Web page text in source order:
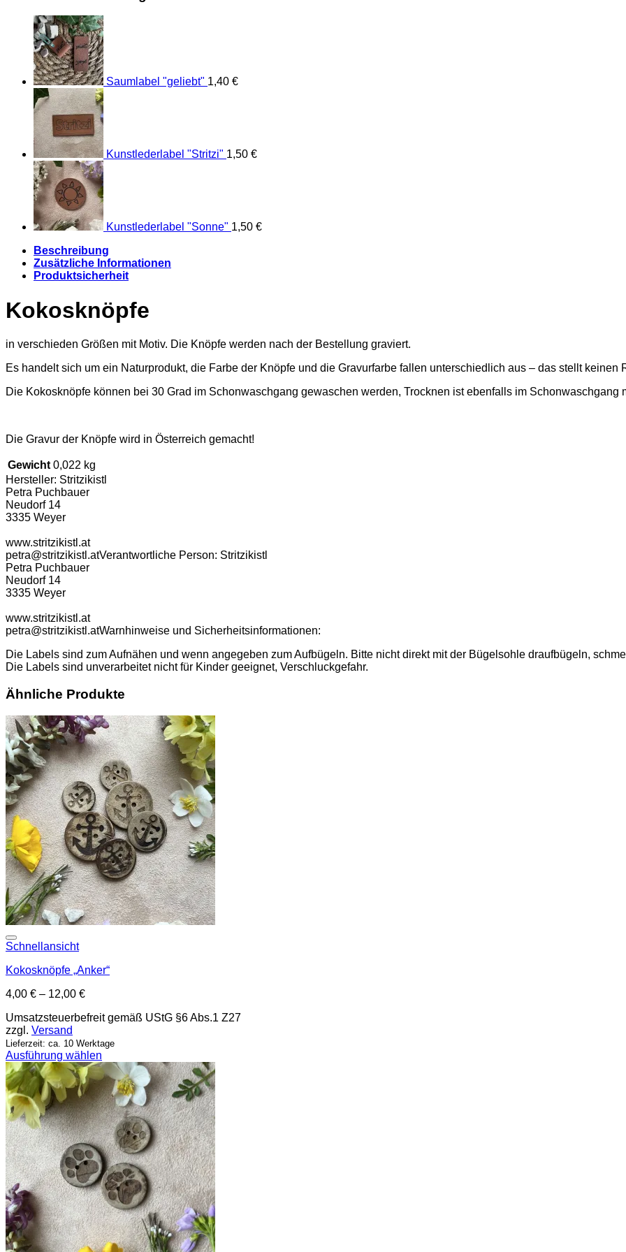
Saumlabel "geliebt" 1,40 €
Kunstlederlabel "Stritzi" 1,50 €
Kunstlederlabel "Sonne" 1,50 €
Beschreibung
Zusätzliche Informationen
Produktsicherheit
Kokosknöpfe
in verschieden Größen mit Motiv. Die Knöpfe werden nach der Bestellung graviert.
Es handelt sich um ein Naturprodukt, die Farbe der Knöpfe und die Gravurfarbe fallen unterschiedlich aus – das stellt keinen
Die Kokosknöpfe können bei 30 Grad im Schonwaschgang gewaschen werden, Trocknen ist ebenfalls im Schonwaschgang
Die Gravur der Knöpfe wird in Österreich gemacht!
Gewicht 0,022 kg
Hersteller: Stritzikistl
Petra Puchbauer
Neudorf 14
3335 Weyer
www.stritzikistl.at
petra@stritzikistl.atVerantwortliche Person: Stritzikistl
Petra Puchbauer
Neudorf 14
3335 Weyer
www.stritzikistl.at
petra@stritzikistl.atWarnhinweise und Sicherheitsinformationen:
Die Labels sind zum Aufnähen und wenn angegeben zum Aufbügeln. Bitte nicht direkt mit der Bügelsohle draufbügeln,
Die Labels sind unverarbeitet nicht für Kinder geeignet, Verschluckgefahr.
Ähnliche Produkte
Schnellansicht
Kokosknöpfe „Anker“
4,00 € – 12,00 €
Umsatzsteuerbefreit gemäß UStG §6 Abs.1 Z27
zzgl. Versand
Lieferzeit: ca. 10 Werktage
Ausführung wählen
Dieses
Produkt
weist
mehrere
Varianten
auf.
Die
Optionen
können
auf
der
Produktseite
gewählt
werden